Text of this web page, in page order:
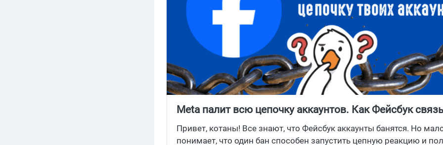
Meta палит всю цепочку аккаунтов. Как Фейсбук
аккаунты между собой?
Привет, котаны! Все знают, что Фейсбук аккаунты банятся. Но
понимает, что один бан способен запустить цепную реакцию и